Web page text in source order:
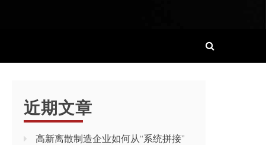
近期文章
高新离散制造企业如何从“系统拼接”